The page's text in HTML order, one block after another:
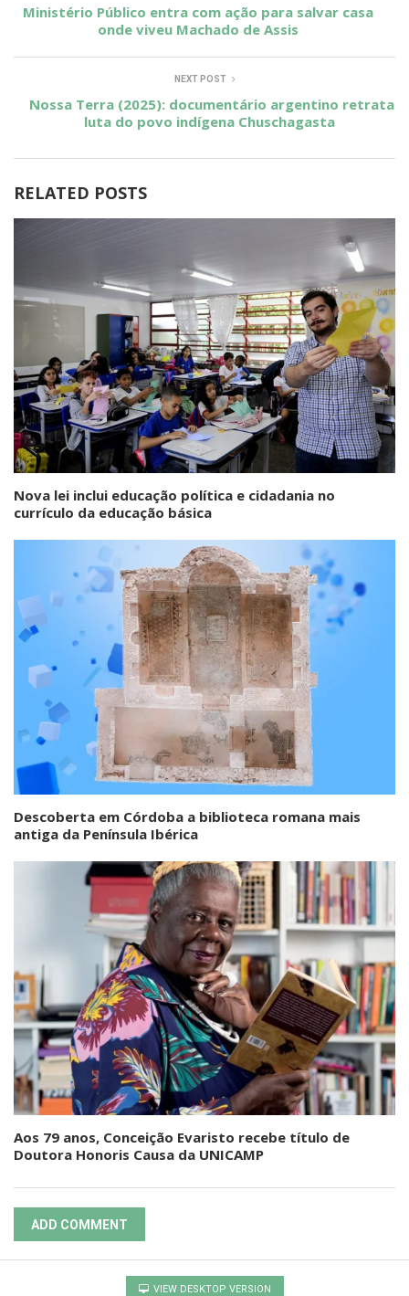
Ministério Público entra com ação para salvar casa
onde viveu Machado de Assis
NEXT POST
Nossa Terra (2025): documentário argentino retrata
luta do povo indígena Chuschagasta
RELATED POSTS
Nova lei inclui educação política e cidadania no
currículo da educação básica
Descoberta em Córdoba a biblioteca romana mais
antiga da Península Ibérica
Aos 79 anos, Conceição Evaristo recebe título de
Doutora Honoris Causa da UNICAMP
ADD COMMENT
VIEW DESKTOP VERSION